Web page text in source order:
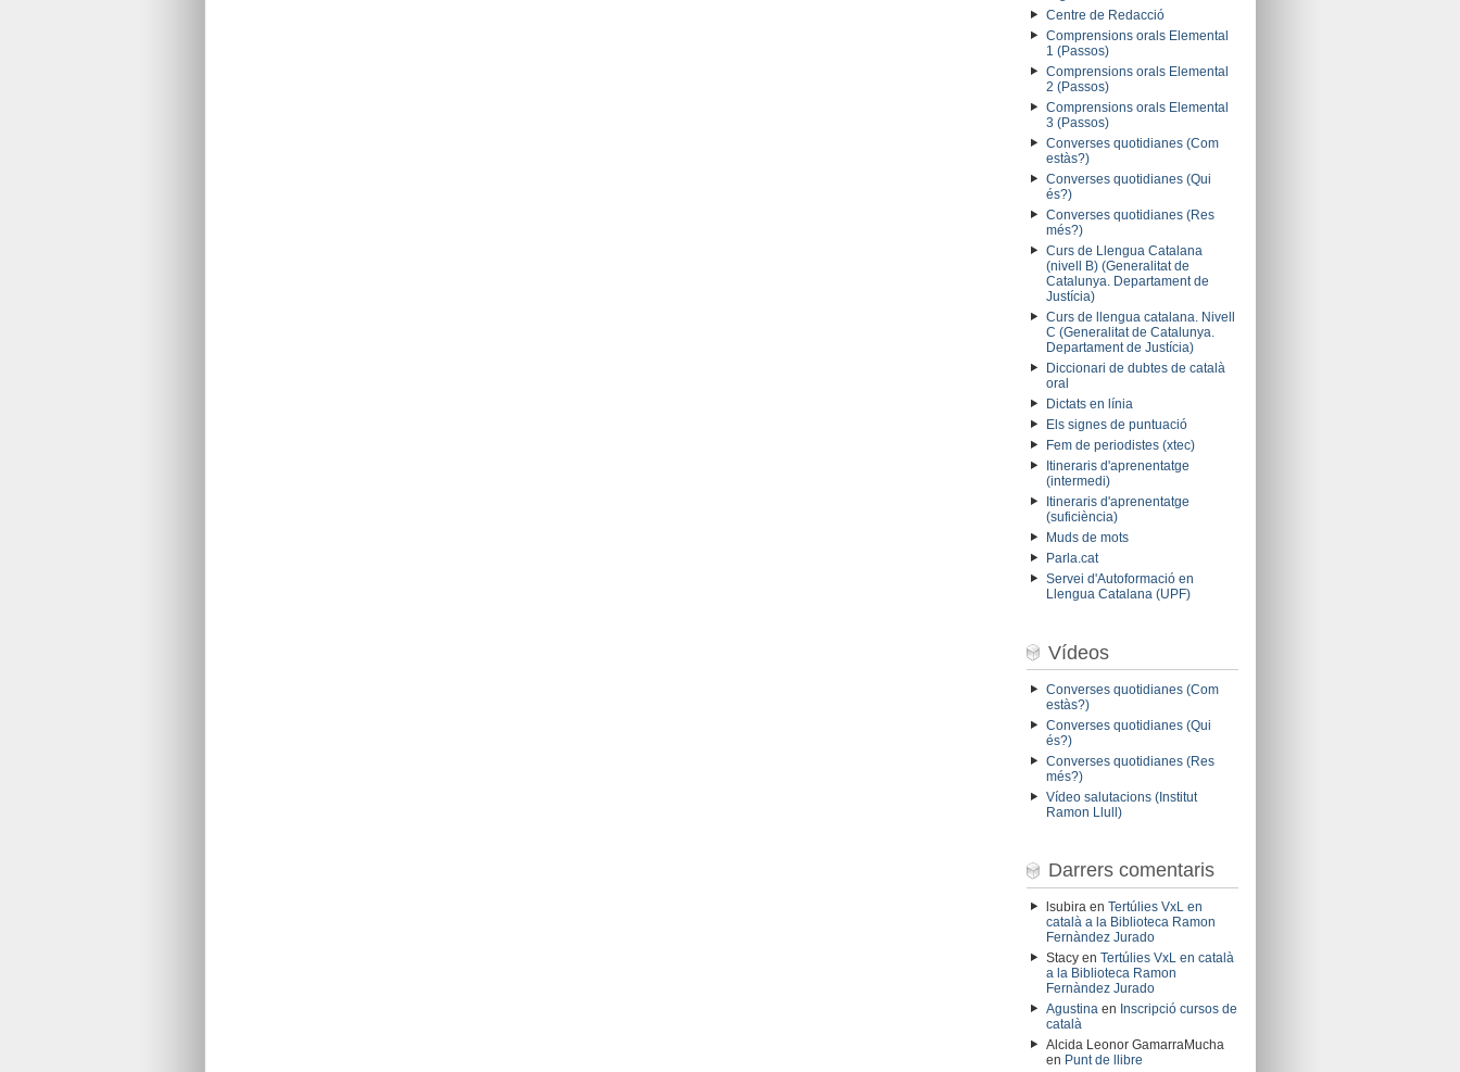
Centre de Redacció
Comprensions orals Elemental
1 (Passos)
Comprensions orals Elemental
2 (Passos)
Comprensions orals Elemental
3 (Passos)
Converses quotidianes (Com
estàs?)
Converses quotidianes (Qui
és?)
Converses quotidianes (Res
més?)
Curs de Llengua Catalana
(nivell B) (Generalitat de
Catalunya. Departament de
Justícia)
Curs de llengua catalana. Nivell
C (Generalitat de Catalunya.
Departament de Justícia)
Diccionari de dubtes de català
oral
Dictats en línia
Els signes de puntuació
Fem de periodistes (xtec)
Itineraris d'aprenentatge
(intermedi)
Itineraris d'aprenentatge
(suficiència)
Muds de mots
Parla.cat
Servei d'Autoformació en
Llengua Catalana (UPF)
Vídeos
Converses quotidianes (Com
estàs?)
Converses quotidianes (Qui
és?)
Converses quotidianes (Res
més?)
Vídeo salutacions (Institut
Ramon Llull)
Darrers comentaris
lsubiraen Tertúlies VxL en
català a la Biblioteca Ramon
Fernàndez Jurado
Stacyen Tertúlies VxL en català
a la Biblioteca Ramon
Fernàndez Jurado
Agustinaen Inscripció cursos de
català
Alcida Leonor GamarraMucha
en Punt de llibre